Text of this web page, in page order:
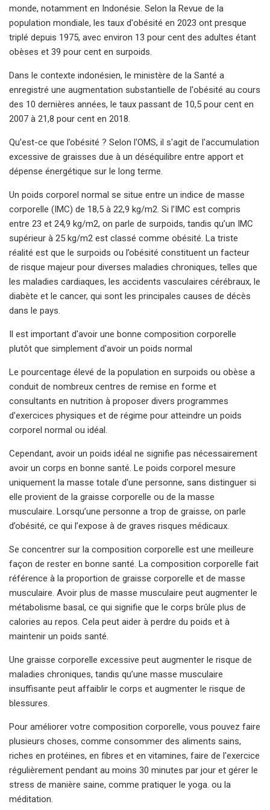
monde, notamment en Indonésie. Selon la Revue de la
population mondiale, les taux d'obésité en 2023 ont presque
triplé depuis 1975, avec environ 13 pour cent des adultes étant
obèses et 39 pour cent en surpoids.
Dans le contexte indonésien, le ministère de la Santé a
enregistré une augmentation substantielle de l'obésité au cours
des 10 dernières années, le taux passant de 10,5 pour cent en
2007 à 21,8 pour cent en 2018.
Qu’est-ce que l’obésité ? Selon l'OMS, il s'agit de l'accumulation
excessive de graisses due à un déséquilibre entre apport et
dépense énergétique sur le long terme.
Un poids corporel normal se situe entre un indice de masse
corporelle (IMC) de 18,5 à 22,9 kg/m2. Si l’IMC est compris
entre 23 et 24,9 kg/m2, on parle de surpoids, tandis qu’un IMC
supérieur à 25 kg/m2 est classé comme obésité. La triste
réalité est que le surpoids ou l’obésité constituent un facteur
de risque majeur pour diverses maladies chroniques, telles que
les maladies cardiaques, les accidents vasculaires cérébraux, le
diabète et le cancer, qui sont les principales causes de décès
dans le pays.
Il est important d'avoir une bonne composition corporelle
plutôt que simplement d'avoir un poids normal
Le pourcentage élevé de la population en surpoids ou obèse a
conduit de nombreux centres de remise en forme et
consultants en nutrition à proposer divers programmes
d'exercices physiques et de régime pour atteindre un poids
corporel normal ou idéal.
Cependant, avoir un poids idéal ne signifie pas nécessairement
avoir un corps en bonne santé. Le poids corporel mesure
uniquement la masse totale d'une personne, sans distinguer si
elle provient de la graisse corporelle ou de la masse
musculaire. Lorsqu’une personne a trop de graisse, on parle
d’obésité, ce qui l’expose à de graves risques médicaux.
Se concentrer sur la composition corporelle est une meilleure
façon de rester en bonne santé. La composition corporelle fait
référence à la proportion de graisse corporelle et de masse
musculaire. Avoir plus de masse musculaire peut augmenter le
métabolisme basal, ce qui signifie que le corps brûle plus de
calories au repos. Cela peut aider à perdre du poids et à
maintenir un poids santé.
Une graisse corporelle excessive peut augmenter le risque de
maladies chroniques, tandis qu’une masse musculaire
insuffisante peut affaiblir le corps et augmenter le risque de
blessures.
Pour améliorer votre composition corporelle, vous pouvez faire
plusieurs choses, comme consommer des aliments sains,
riches en protéines, en fibres et en vitamines, faire de l'exercice
régulièrement pendant au moins 30 minutes par jour et gérer le
stress de manière saine, comme pratiquer le yoga. ou la
méditation.